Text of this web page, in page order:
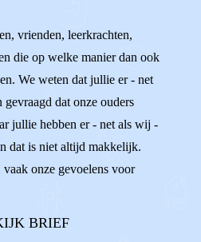
FAMILIE
vrienden, leerkrachten,
die op welke manier dan ook
We weten dat jullie er - net
dat onze ouders
jullie hebben er - net als wij -
dat is niet altijd makkelijk.
onze gevoelens voor
BRIEF